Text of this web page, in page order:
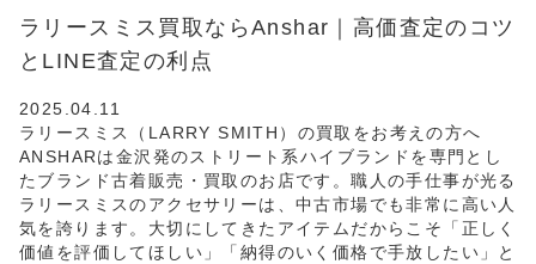
ラリースミス買取ならAnshar｜高価査定のコツ
とLINE査定の利点
2025.04.11
ラリースミス（LARRY SMITH）の買取をお考えの方へ
ANSHARは金沢発のストリート系ハイブランドを専門とし
たブランド古着販売・買取のお店です。職人の手仕事が光る
ラリースミスのアクセサリーは、中古市場でも非常に高い人
気を誇ります。大切にしてきたアイテムだからこそ「正しく
価値を評価してほしい」「納得のいく価格で手放したい」と